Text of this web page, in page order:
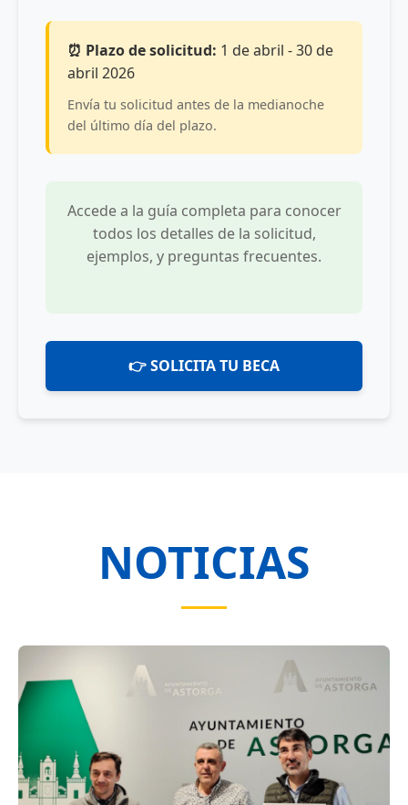
⏰ Plazo de solicitud: 1 de abril - 30 de
abril 2026
Envía tu solicitud antes de la medianoche
del último día del plazo.
Accede a la guía completa para conocer
todos los detalles de la solicitud,
ejemplos, y preguntas frecuentes.
👉 SOLICITA TU BECA
NOTICIAS